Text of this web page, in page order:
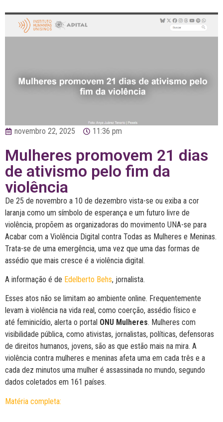
novembro 22, 2025 11:36 pm
Mulheres promovem 21 dias
de ativismo pelo fim da
violência
De 25 de novembro a 10 de dezembro vista-se ou exiba a cor
laranja como um símbolo de esperança e um futuro livre de
violência, propõem as organizadoras do movimento UNA-se para
Acabar com a Violência Digital contra Todas as Mulheres e Meninas.
Trata-se de uma emergência, uma vez que uma das formas de
assédio que mais cresce é a violência digital.
A informação é de Edelberto Behs, jornalista.
Esses atos não se limitam ao ambiente online. Frequentemente
levam à violência na vida real, como coerção, assédio físico e
até feminicídio, alerta o portal ONU Mulheres. Mulheres com
visibilidade pública, como ativistas, jornalistas, políticas, defensoras
de direitos humanos, jovens, são as que estão mais na mira. A
violência contra mulheres e meninas afeta uma em cada três e a
cada dez minutos uma mulher é assassinada no mundo, segundo
dados coletados em 161 países.
Matéria completa: